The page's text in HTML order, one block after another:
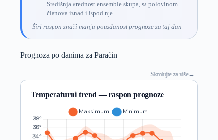
Središnja vrednost ensemble skupa, sa polovinom
članova iznad i ispod nje.
Širi raspon znači manju pouzdanost prognoze za taj dan.
Prognoza po danima za Paraćin
Skrolujte za više→
Temperaturni trend — raspon prognoze